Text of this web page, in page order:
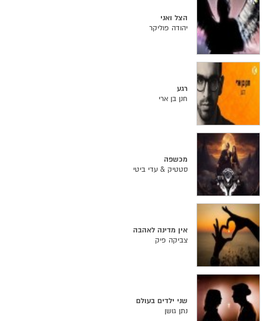
הצל ואני
יהודה פוליקר
רגע
חנן בן ארי
מכשפה
סטטיק & עדי ביטי
אין מדינה לאהבה
צביקה פיק
שני ילדים בעולם
נתן גושן